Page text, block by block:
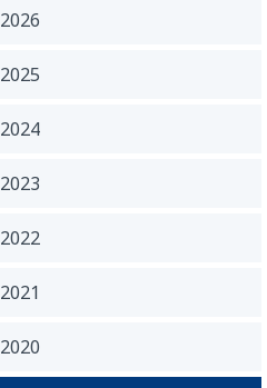
2026
2025
2024
2023
2022
2021
2020